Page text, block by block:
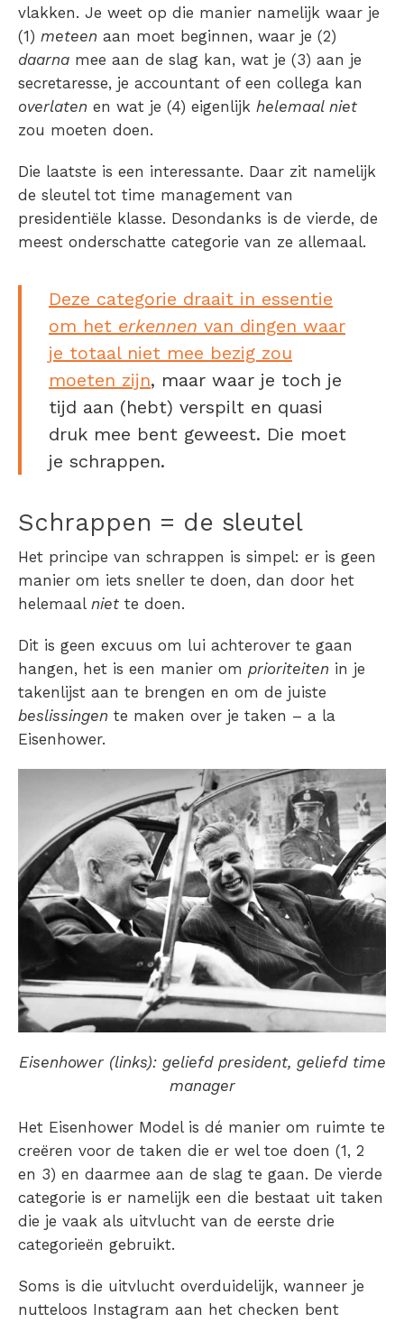
vlakken. Je weet op die manier namelijk waar je
(1) meteen aan moet beginnen, waar je (2)
daarna mee aan de slag kan, wat je (3) aan je
secretaresse, je accountant of een collega kan
overlaten en wat je (4) eigenlijk helemaal niet
zou moeten doen.
Die laatste is een interessante. Daar zit namelijk
de sleutel tot time management van
presidentiële klasse. Desondanks is de vierde, de
meest onderschatte categorie van ze allemaal.
Deze categorie draait in essentie
om het erkennen van dingen waar
je totaal niet mee bezig zou
moeten zijn, maar waar je toch je
tijd aan (hebt) verspilt en quasi
druk mee bent geweest. Die moet
je schrappen.
Schrappen = de sleutel
Het principe van schrappen is simpel: er is geen
manier om iets sneller te doen, dan door het
helemaal niet te doen.
Dit is geen excuus om lui achterover te gaan
hangen, het is een manier om prioriteiten in je
takenlijst aan te brengen en om de juiste
beslissingen te maken over je taken – a la
Eisenhower.
Eisenhower (links): geliefd president, geliefd time
manager
Het Eisenhower Model is dé manier om ruimte te
creëren voor de taken die er wel toe doen (1, 2
en 3) en daarmee aan de slag te gaan. De vierde
categorie is er namelijk een die bestaat uit taken
die je vaak als uitvlucht van de eerste drie
categorieën gebruikt.
Soms is die uitvlucht overduidelijk, wanneer je
nutteloos Instagram aan het checken bent